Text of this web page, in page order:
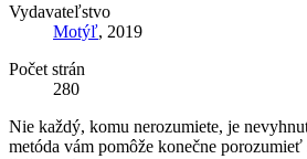
Vydavateľstvo
Motýľ, 2019
Počet strán
280
Nie každý, komu nerozumiete, je
metóda vám pomôže konečne